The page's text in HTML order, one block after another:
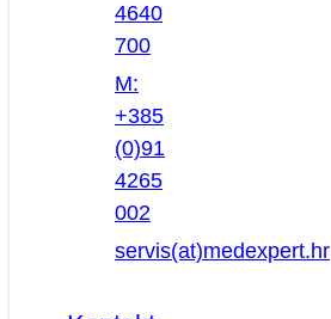
4640
700
M:
+385
(0)91
4265
002
servis(at)medexpert.hr